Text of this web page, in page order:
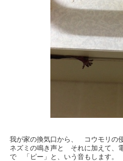
我が家の換気口から、 コウモリの
ネズミの鳴き声と それに加えて、
で 「ピー」と、いう音もします。